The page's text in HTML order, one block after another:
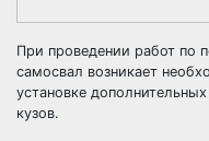
При проведении работ по
самосвал возникает
установке
кузов.